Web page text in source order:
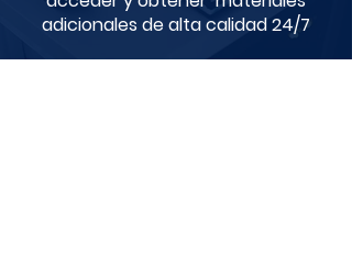
adicionales de alta calidad 24/7